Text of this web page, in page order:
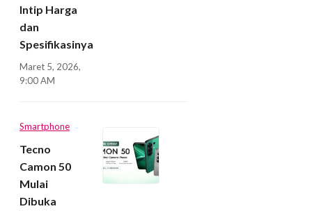
Intip Harga
dan
Spesifikasinya
Maret 5, 2026,
9:00 AM
Smartphone
Tecno
Camon 50
Mulai
Dibuka